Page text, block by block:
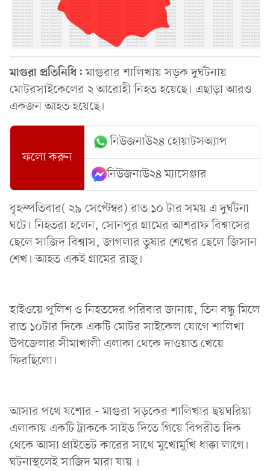
মাগুরা প্রতিনিধি:মাগুরার শালিখায় সড়ক দুর্ঘটনায়
মোটরসাইকেলের ২ আরোহী নিহত হয়েছে। এছাড়া আরও
একজন আহত হয়েছে।
ফলো করুন
নিউজনাউ২৪ হোয়াটসঅ্যাপ
নিউজনাউ২৪ ম্যাসেঞ্জার
বৃহস্পতিবার( ২৯ সেপ্টেম্বর) রাত ১০ টার সময় এ দুর্ঘটনা
ঘটে। নিহতরা হলেন, সোনপুর গ্রামের আশরাফ বিশ্বাসের
ছেলে সাজিদ বিশ্বাস, জাগলার তুষার শেখের ছেলে জিসান
শেখ। আহত একই গ্রামের রাজু।
হাইওয়ে পুলিশ ও নিহতদের পরিবার জানায়, তিন বন্ধু মিলে
রাত ১০টার দিকে একটি মোটর সাইকেল যোগে শালিখা
উপজেলার সীমাখালী এলাকা থেকে দাওয়াত খেয়ে
ফিরছিলো।
আসার পথে যশোর - মাগুরা সড়কের শালিখার ছয়ঘরিয়া
এলাকায় একটি ট্রাককে সাইড দিতে গিয়ে বিপরীত দিক
থেকে আসা প্রাইভেট কারের সাথে মুখোমুখি ধাক্কা লাগে।
ঘটনাস্থলেই সাজিদ মারা যায় ।